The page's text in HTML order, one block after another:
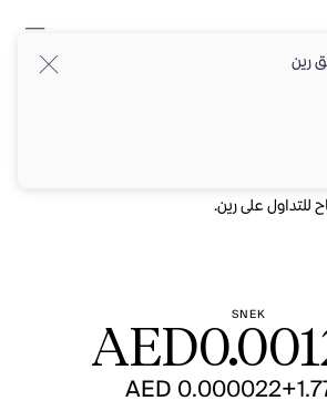
للتداول على رين.
SNEK
AED
+AED 0.000022
رين